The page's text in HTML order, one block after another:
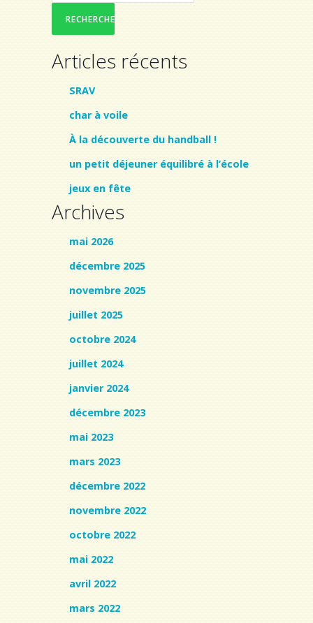
Articles récents
SRAV
char à voile
À la découverte du handball !
un petit déjeuner équilibré à l’école
jeux en fête
Archives
mai 2026
décembre 2025
novembre 2025
juillet 2025
octobre 2024
juillet 2024
janvier 2024
décembre 2023
mai 2023
mars 2023
décembre 2022
novembre 2022
octobre 2022
mai 2022
avril 2022
mars 2022